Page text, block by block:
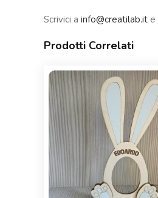
Scrivici a info@creatilab.it e
Prodotti Correlati